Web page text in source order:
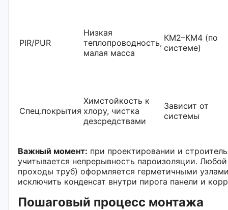
PIR/PUR
Низкая
теплопроводность,
малая масса
КМ2–КМ4 (по
системе)
Спец.покрытия
Химстойкость к
хлору, чистка
дезсредствами
Зависит от
системы
Важный момент: при проектировании и
учитывается непрерывность пароизоляции.
проходы труб) оформляется герметичными
исключить конденсат внутри пирога панели и
Пошаговый процесс монтажа